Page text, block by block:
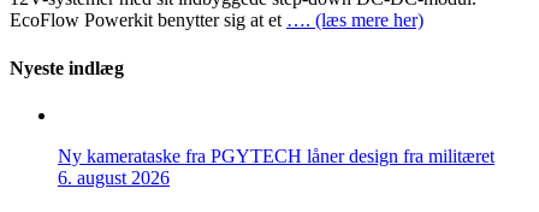
EcoFlow Powerkit benytter sig at et …. (læs mere her)
Nyeste indlæg
Ny kamerataske fra PGYTECH låner design fra militæret
6. august 2026